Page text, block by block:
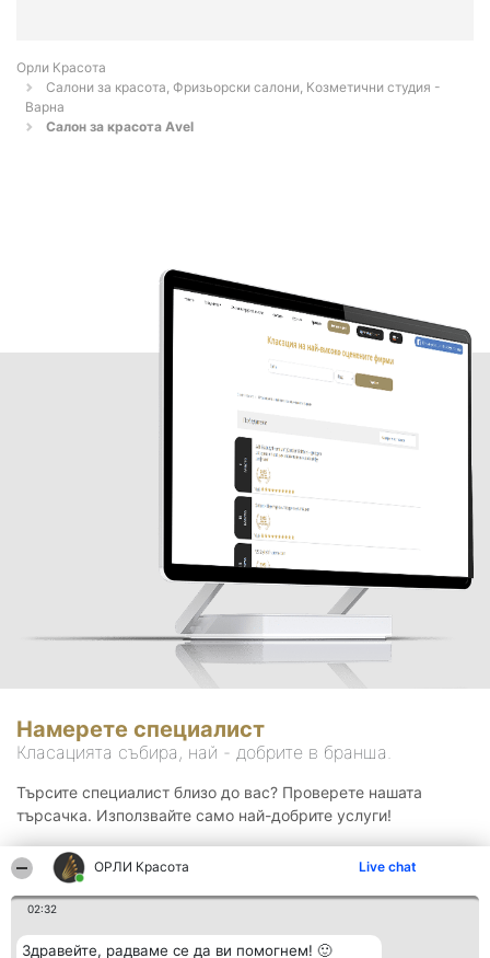
ОРЛИ Красота Live chat
02:32
Здравейте, радваме се да ви помогнем! 🙂
Орли Красота
Салони за красота, Фризьорски салони, Козметични студия -
Варна
Салон за красота Аvel
Намерете специалист
Класацията събира, най - добрите в бранша.
Търсите специалист близо до вас? Проверете нашата
търсачка. Използвайте само най-добрите услуги!